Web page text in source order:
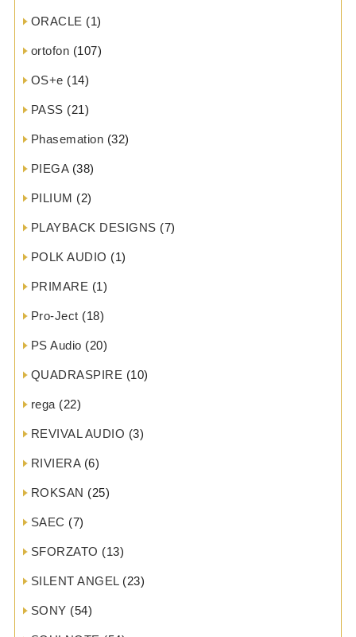
ORACLE (1)
ortofon (107)
OS+e (14)
PASS (21)
Phasemation (32)
PIEGA(38)
PILIUM (2)
PLAYBACK DESIGNS (7)
POLK AUDIO (1)
PRIMARE (1)
Pro-Ject (18)
PS Audio (20)
QUADRASPIRE (10)
rega(22)
REVIVAL AUDIO (3)
RIVIERA(6)
ROKSAN (25)
SAEC (7)
SFORZATO (13)
SILENT ANGEL(23)
SONY (54)